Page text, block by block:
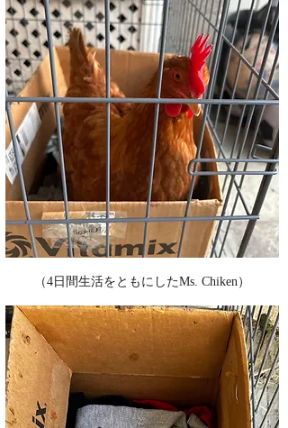
（4日間生活をともにしたMs. Chiken）